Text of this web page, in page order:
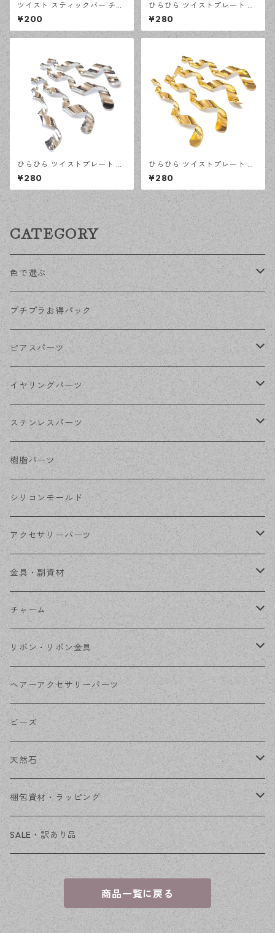
ツイスト スティックバー チャ
ーム シルバー 10ピース カン
付きチャーム ハンドメイド資
材 【en工房】
¥200
ひらひら ツイストプレート KC
ゴールド 4ピース ひねり カン
付きチャーム ハンドメイド資
材 【en工房】
¥280
ひらひら ツイストプレート シ
ルバー 4ピース ひねり カン付
きチャーム ハンドメイド資材
【en工房】
¥280
ひらひら ツイストプレート ゴ
ールド 4ピース ひねり カン付
きチャーム ハンドメイド資材
【en工房】
¥280
CATEGORY
色で選ぶ
KCゴールド
ゴールド
シルバー
ホワイトシルバー
ステンレス・シルバー
ステンレス・ゴールド
プチプラお得パック
ピアスパーツ
ポストピアス
フックピアス
その他ピアス
イヤリングパーツ
ネジばねイヤリング
クリップイヤリング
ノンホールピアス
ステンレスパーツ
ステンレスピアス
ステンレスイヤリング
ステンレスチェーン
ステンレス金具
樹脂パーツ
シリコンモールド
アクセサリーパーツ
デザイン丸カン
フレーム
コネクター
その他
金具・副資材
丸カン
ピン類
花座・ビーズキャップ
チェーン
その他
チャーム
金属
アクリル・プラ
ファーボール
リボン・リボン金具
リボン
リボン金具
ヘアーアクセサリーパーツ
ビーズ
天然石
穴あき
穴なし
梱包資材・ラッピング
発送ボックス
アクセサリー台紙
OPP袋
SALE・訳あり品
商品一覧に戻る